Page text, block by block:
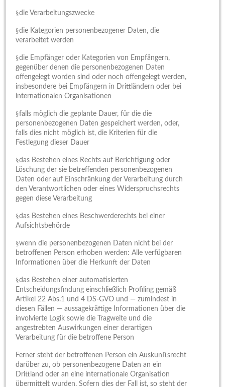
§die Verarbeitungszwecke
§die Kategorien personenbezogener Daten, die
verarbeitet werden
§die Empfänger oder Kategorien von Empfängern,
gegenüber denen die personenbezogenen Daten
offengelegt worden sind oder noch offengelegt werden,
insbesondere bei Empfängern in Drittländern oder bei
internationalen Organisationen
§falls möglich die geplante Dauer, für die die
personenbezogenen Daten gespeichert werden, oder,
falls dies nicht möglich ist, die Kriterien für die
Festlegung dieser Dauer
§das Bestehen eines Rechts auf Berichtigung oder
Löschung der sie betreffenden personenbezogenen
Daten oder auf Einschränkung der Verarbeitung durch
den Verantwortlichen oder eines Widerspruchsrechts
gegen diese Verarbeitung
§das Bestehen eines Beschwerderechts bei einer
Aufsichtsbehörde
§wenn die personenbezogenen Daten nicht bei der
betroffenen Person erhoben werden: Alle verfügbaren
Informationen über die Herkunft der Daten
§das Bestehen einer automatisierten
Entscheidungsfindung einschließlich Profiling gemäß
Artikel 22 Abs.1 und 4 DS-GVO und — zumindest in
diesen Fällen — aussagekräftige Informationen über die
involvierte Logik sowie die Tragweite und die
angestrebten Auswirkungen einer derartigen
Verarbeitung für die betroffene Person
Ferner steht der betroffenen Person ein Auskunftsrecht
darüber zu, ob personenbezogene Daten an ein
Drittland oder an eine internationale Organisation
übermittelt wurden. Sofern dies der Fall ist, so steht der